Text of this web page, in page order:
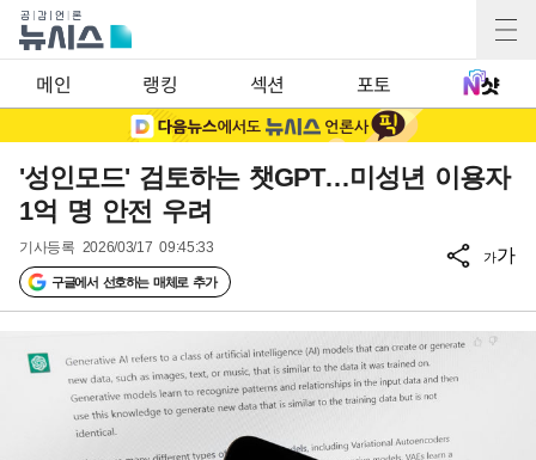
메인 랭킹 섹션 포토
'성인모드' 검토하는 챗GPT…미성년 이용자
1억 명 안전 우려
기사등록 2026/03/17 09:45:33
구글에서 선호하는 매체로 추가
가가